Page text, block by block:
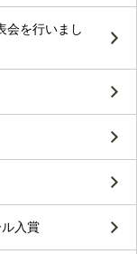
会を行いまし
入賞